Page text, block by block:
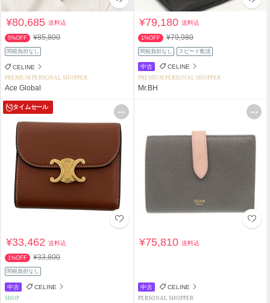
¥80,685送料込
5%OFF ¥85,800
関税負担なし
CELINE
PREMIUM PERSONAL SHOPPER
Ace Global
¥79,180送料込
1%OFF ¥79,980
関税負担なし スピード配送
中古 CELINE
PREMIUM PERSONAL SHOPPER
Mr.BH
タイムセール
¥33,462送料込
1%OFF ¥33,800
関税負担なし
中古 CELINE
SHOP
¥75,810送料込
中古 CELINE
PERSONAL SHOPPER